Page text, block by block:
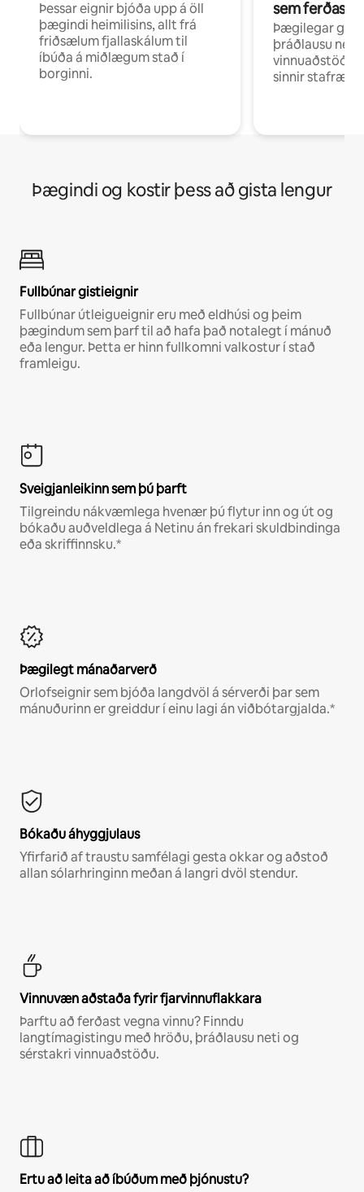
Þessar eignir bjóða upp á öll
þægindi heimilisins, allt frá
friðsælum fjallaskálum til
íbúða á miðlægum stað í
borginni.
sem ferðast
Þægilegar
þráðlausu neti
vinnuaðstöðu
sinnir
Þægindi og kostir þess að gista lengur
Fullbúnar gistieignir
Fullbúnar útleigueignir eru með eldhúsi og þeim
þægindum sem þarf til að hafa það notalegt í mánuð
eða lengur. Þetta er hinn fullkomni valkostur í stað
framleigu.
Sveigjanleikinn sem þú þarft
Tilgreindu nákvæmlega hvenær þú flytur inn og út og
bókaðu auðveldlega á Netinu án frekari skuldbindinga
eða skriffinnsku.*
Þægilegt mánaðarverð
Orlofseignir sem bjóða langdvöl á sérverði þar sem
mánuðurinn er greiddur í einu lagi án viðbótargjalda.*
Bókaðu áhyggjulaus
Yfirfarið af traustu samfélagi gesta okkar og aðstoð
allan sólarhringinn meðan á langri dvöl stendur.
Vinnuvæn aðstaða fyrir fjarvinnuflakkara
Þarftu að ferðast vegna vinnu? Finndu
langtímagistingu með hröðu, þráðlausu neti og
sérstakri vinnuaðstöðu.
Ertu að leita að íbúðum með þjónustu?